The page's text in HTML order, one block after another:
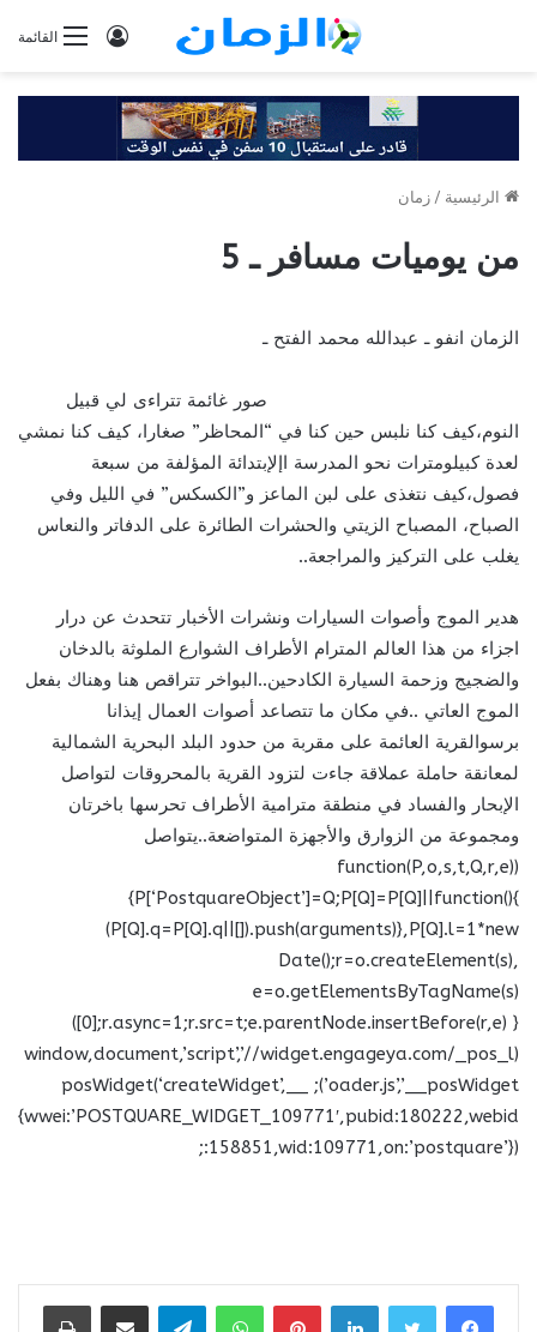
القائمةتسجيل
الرئيسية / زمان
من يوميات مسافر ـ 5
الزمان انفو ـ عبدالله محمد الفتح ـ
صور غائمة تتراءى لي قبيل
النوم،كيف كنا نلبس حين كنا في “المحاظر” صغارا، كيف كنا نمشي
لعدة كبيلومترات نحو المدرسة اإلإبتدائة المؤلفة من سبعة
فصول،كيف نتغذى على لبن الماعز و”الكسكس” في الليل وفي
الصباح، المصباح الزيتي والحشرات الطائرة على الدفاتر والنعاس
يغلب على التركيز والمراجعة..
هدير الموج وأصوات السيارات ونشرات الأخبار تتحدث عن درار
اجزاء من هذا العالم المترام الأطراف الشوارع الملوثة بالدخان
والضجيج وزحمة السيارة الكادحين..البواخر تتراقص هنا وهناك بفعل
الموج العاتي ..في مكان ما تتصاعد أصوات العمال إيذانا
برسوالقرية العائمة على مقربة من حدود البلد البحرية الشمالية
لمعانقة حاملة عملاقة جاءت لتزود القرية بالمحروقات لتواصل
الإبحار والفساد في منطقة مترامية الأطراف تحرسها باخرتان
ومجموعة من الزوارق والأجهزة المتواضعة..يتواصل
(function(P,o,s,t,Q,r,e)
{P[‘PostquareObject’]=Q;P[Q]=P[Q]||function(){
(P[Q].q=P[Q].q||[]).push(arguments)},P[Q].l=1*new
Date();r=o.createElement(s),
e=o.getElementsByTagName(s)
[0];r.async=1;r.src=t;e.parentNode.insertBefore(r,e) })
(window,document,’script’,’//widget.engageya.com/_pos_l
oader.js’,’__posWidget’); __posWidget(‘createWidget’,
{wwei:’POSTQUARE_WIDGET_109771′,pubid:180222,webid
:158851,wid:109771,on:’postquare’});
لينكدإن بينتيريستواتساب تيلقرام مشاركة عبر البريد طباعة